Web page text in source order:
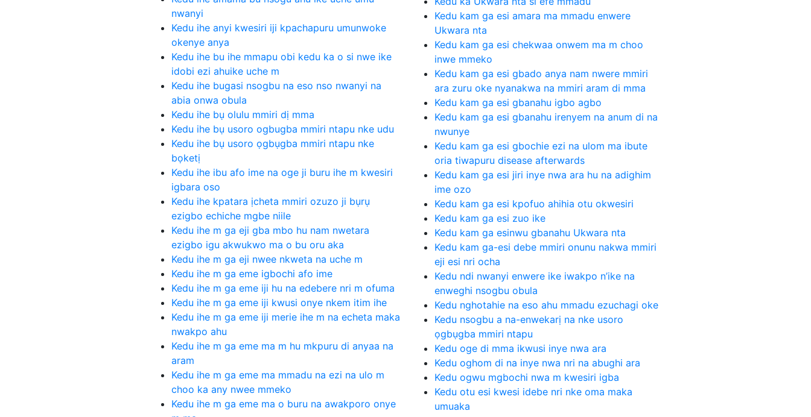
nwanyi
Kedu ihe anyi kwesiri iji kpachapuru umunwoke
okenye anya
Kedu ihe bu ihe mmapu obi kedu ka o si nwe ike
idobi ezi ahuike uche m
Kedu ihe bugasi nsogbu na eso nso nwanyi na
abia onwa obula
Kedu ihe bụ olulu mmiri dị mma
Kedu ihe bụ usoro ogbugba mmiri ntapu nke udu
Kedu ihe bụ usoro ọgbụgba mmiri ntapu nke
bọketị
Kedu ihe ibu afo ime na oge ji buru ihe m kwesiri
igbara oso
Kedu ihe kpatara ịcheta mmiri ozuzo ji bụrụ
ezigbo echiche mgbe niile
Kedu ihe m ga eji gba mbo hu nam nwetara
ezigbo igu akwukwo ma o bu oru aka
Kedu ihe m ga eji nwee nkweta na uche m
Kedu ihe m ga eme igbochi afo ime
Kedu ihe m ga eme iji hu na edebere nri m ofuma
Kedu ihe m ga eme iji kwusi onye nkem itim ihe
Kedu ihe m ga eme iji merie ihe m na echeta maka
nwakpo ahu
Kedu ihe m ga eme ma m hu mkpuru di anyaa na
aram
Kedu ihe m ga eme ma mmadu na ezi na ulo m
choo ka any nwee mmeko
Kedu ihe m ga eme ma o buru na awakporo onye
Kedu kam ga esi amara ma mmadu enwere
Ukwara nta
Kedu kam ga esi chekwaa onwem ma m choo
inwe mmeko
Kedu kam ga esi gbado anya nam nwere mmiri
ara zuru oke nyanakwa na mmiri aram di mma
Kedu kam ga esi gbanahu igbo agbo
Kedu kam ga esi gbanahu irenyem na anum di na
nwunye
Kedu kam ga esi gbochie ezi na ulom ma ibute
oria tiwapuru disease afterwards
Kedu kam ga esi jiri inye nwa ara hu na adighim
ime ozo
Kedu kam ga esi kpofuo ahihia otu okwesiri
Kedu kam ga esi zuo ike
Kedu kam ga esinwu gbanahu Ukwara nta
Kedu kam ga-esi debe mmiri onunu nakwa mmiri
eji esi nri ocha
Kedu ndi nwanyi enwere ike iwakpo n’ike na
enweghi nsogbu obula
Kedu nghotahie na eso ahu mmadu ezuchagi oke
Kedu nsogbu a na-enwekarị na nke usoro
ọgbụgba mmiri ntapu
Kedu oge di mma ikwusi inye nwa ara
Kedu oghom di na inye nwa nri na abughi ara
Kedu ogwu mgbochi nwa m kwesiri igba
Kedu otu esi kwesi idebe nri nke oma maka
umuaka